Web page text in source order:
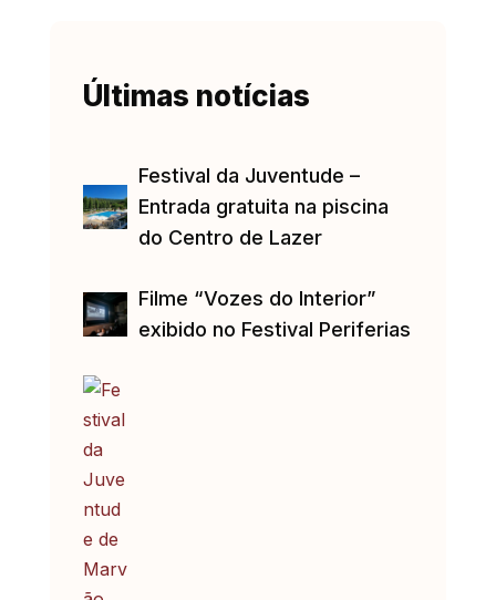
Últimas notícias
Festival da Juventude –
Entrada gratuita na piscina
do Centro de Lazer
Filme “Vozes do Interior”
exibido no Festival Periferias